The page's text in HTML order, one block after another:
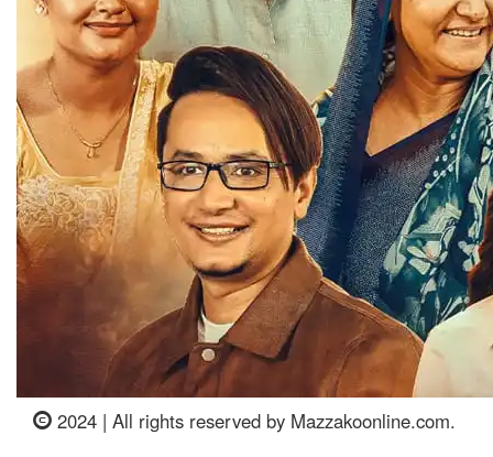
2024 | All rights reserved by Mazzakoonline.com.